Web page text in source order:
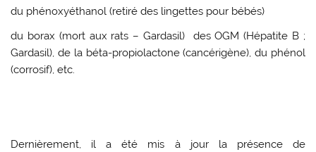
du phénoxyéthanol (retiré des lingettes pour bébés)
du borax (mort aux rats – Gardasil) des OGM (Hépatite B ;
Gardasil), de la béta-propiolactone (cancérigène), du phénol
(corrosif), etc.
Dernièrement, il a été mis à jour la présence de